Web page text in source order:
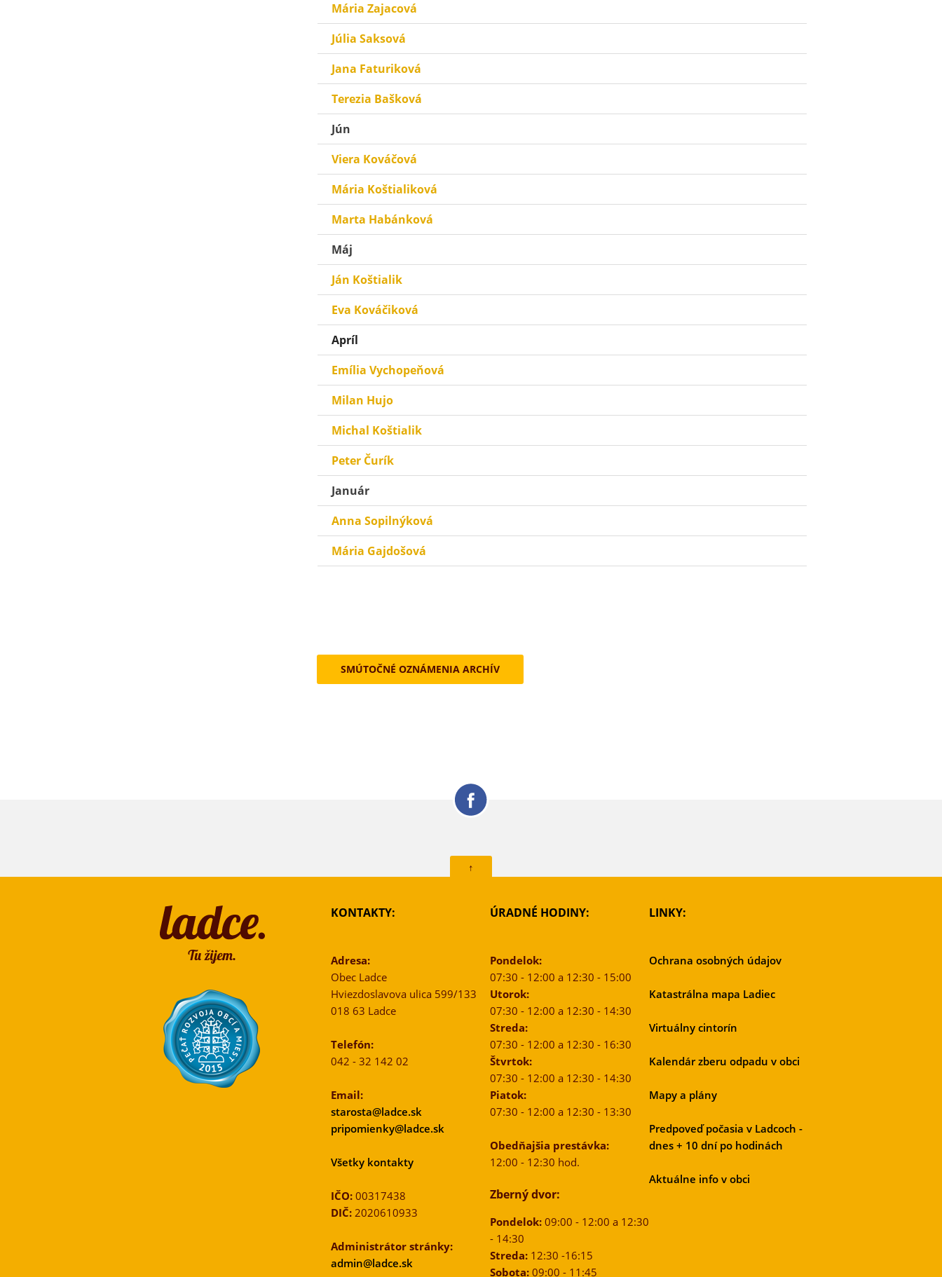
Mária Zajacová
Júlia Saksová
Jana Faturiková
Terezia Bašková
Jún
Viera Kováčová
Mária Koštialiková
Marta Habánková
Máj
Ján Koštialik
Eva Kováčiková
Apríl
Emília Vychopeňová
Milan Hujo
Michal Koštialik
Peter Čurík
Január
Anna Sopilnýková
Mária Gajdošová
SMÚTOČNÉ OZNÁMENIA ARCHÍV
↑
KONTAKTY:
Adresa:
Obec Ladce
Hviezdoslavova ulica 599/133
018 63 Ladce
Telefón:
042 - 32 142 02
Email:
starosta@ladce.sk
pripomienky@ladce.sk
Všetky kontakty
IČO: 00317438
DIČ: 2020610933
Administrátor stránky:
admin@ladce.sk
ÚRADNÉ HODINY:
Pondelok:
07:30 - 12:00 a 12:30 - 15:00
Utorok:
07:30 - 12:00 a 12:30 - 14:30
Streda:
07:30 - 12:00 a 12:30 - 16:30
Štvrtok:
07:30 - 12:00 a 12:30 - 14:30
Piatok:
07:30 - 12:00 a 12:30 - 13:30
Obedňajšia prestávka:
12:00 - 12:30 hod.
Zberný dvor:
Pondelok:09:00 - 12:00 a 12:30
- 14:30
Streda:12:30 -16:15
Sobota:09:00 - 11:45
LINKY:
Ochrana osobných údajov
Katastrálna mapa Ladiec
Virtuálny cintorín
Kalendár zberu odpadu v obci
Mapy a plány
Predpoveď počasia v Ladcoch -
dnes + 10 dní po hodinách
Aktuálne info v obci